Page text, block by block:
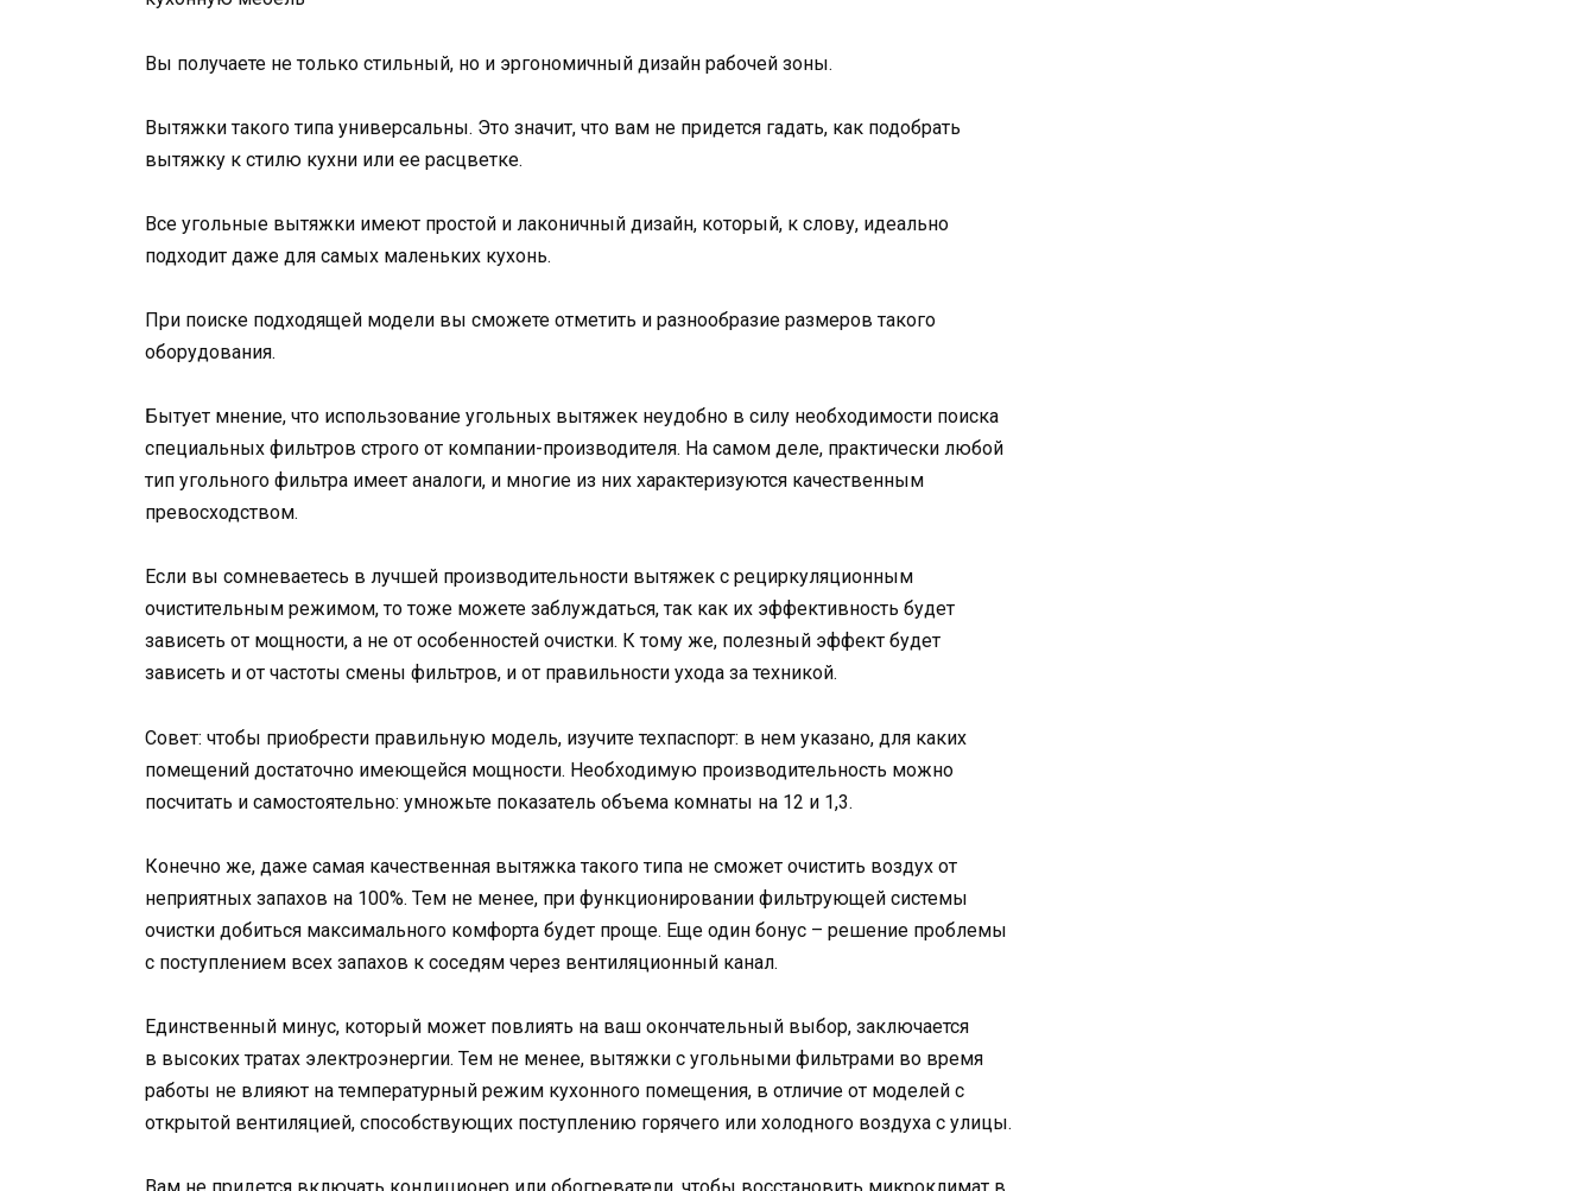
Вы получаете не только стильный, но и эргономичный дизайн рабочей зоны.
Вытяжки такого типа универсальны. Это значит, что вам не придется гадать, как подобрать
вытяжку к стилю кухни или ее расцветке.
Все угольные вытяжки имеют простой и лаконичный дизайн, который, к слову, идеально
подходит даже для самых маленьких кухонь.
При поиске подходящей модели вы сможете отметить и разнообразие размеров такого
оборудования.
Бытует мнение, что использование угольных вытяжек неудобно в силу необходимости поиска
специальных фильтров строго от компании-производителя. На самом деле, практически любой
тип угольного фильтра имеет аналоги, и многие из них характеризуются качественным
превосходством.
Если вы сомневаетесь в лучшей производительности вытяжек с рециркуляционным
очистительным режимом, то тоже можете заблуждаться, так как их эффективность будет
зависеть от мощности, а не от особенностей очистки. К тому же, полезный эффект будет
зависеть и от частоты смены фильтров, и от правильности ухода за техникой.
Совет: чтобы приобрести правильную модель, изучите техпаспорт: в нем указано, для каких
помещений достаточно имеющейся мощности. Необходимую производительность можно
посчитать и самостоятельно: умножьте показатель объема комнаты на 12 и 1,3.
Конечно же, даже самая качественная вытяжка такого типа не сможет очистить воздух от
неприятных запахов на 100%. Тем не менее, при функционировании фильтрующей системы
очистки добиться максимального комфорта будет проще. Еще один бонус – решение проблемы
с поступлением всех запахов к соседям через вентиляционный канал.
Единственный минус, который может повлиять на ваш окончательный выбор, заключается
в высоких тратах электроэнергии. Тем не менее, вытяжки с угольными фильтрами во время
работы не влияют на температурный режим кухонного помещения, в отличие от моделей с
открытой вентиляцией, способствующих поступлению горячего или холодного воздуха с улицы.